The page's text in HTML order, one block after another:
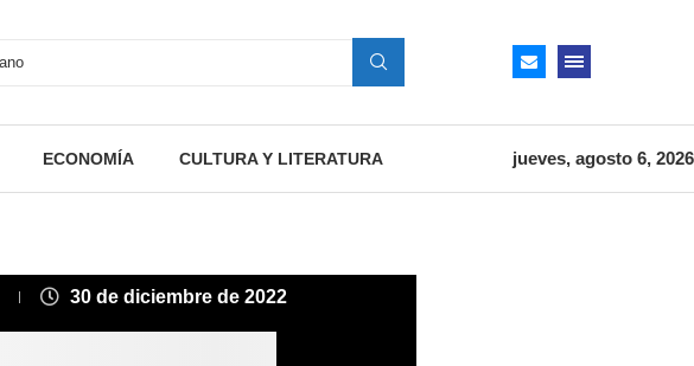
ECONOMÍA CULTURA Y LITERATURA jueves, agosto 6, 2026
30 de diciembre de 2022